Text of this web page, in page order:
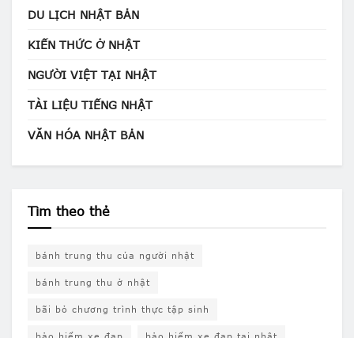
DU LỊCH NHẬT BẢN
KIẾN THỨC Ở NHẬT
NGƯỜI VIỆT TẠI NHẬT
TÀI LIỆU TIẾNG NHẬT
VĂN HÓA NHẬT BẢN
Tìm theo thẻ
bánh trung thu của người nhật
bánh trung thu ở nhật
bãi bỏ chương trình thực tập sinh